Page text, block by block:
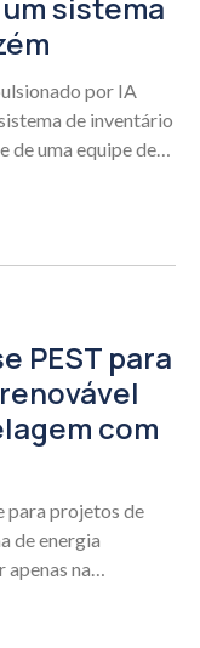
por IA
de inventário
de uma equipe de
PEST para
com
para projetos de
de energia
apenas na